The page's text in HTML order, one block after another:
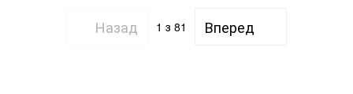
Назад 1 з 81 Вперед